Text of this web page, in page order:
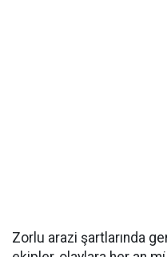
Zorlu arazi şartlarında